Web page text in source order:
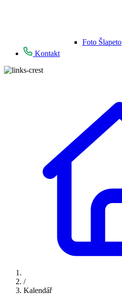
Foto Šlapeto
Kontakt
/
Kalendář